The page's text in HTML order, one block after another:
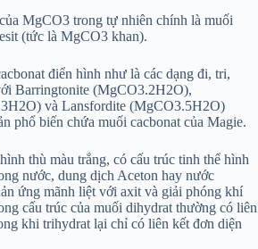
MgCO3 trong tự nhiên chính là muối
(tức là MgCO3 khan).
điển hình như là các dạng đi, tri,
Barringtonite (MgCO3.2H2O),
và Lansfordite (MgCO3.5H2O)
phổ biến chứa muối cacbonat của Magie.
thù màu trắng, có cấu trúc tinh thể hình
nước, dung dịch Aceton hay nước
ứng mãnh liệt với axit và giải phóng khí
cấu trúc của muối dihydrat thường có liên
khi trihydrat lại chỉ có liên kết đơn diện